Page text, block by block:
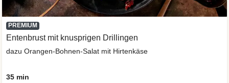
PREMIUM
Entenbrust mit knusprigen Drillingen
dazu Orangen-Bohnen-Salat mit Hirtenkäse
35 min